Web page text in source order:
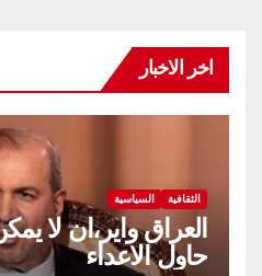
اخر الاخبار
الثقافية السياسية
العراق واير،ان لا
حاول الاعداء